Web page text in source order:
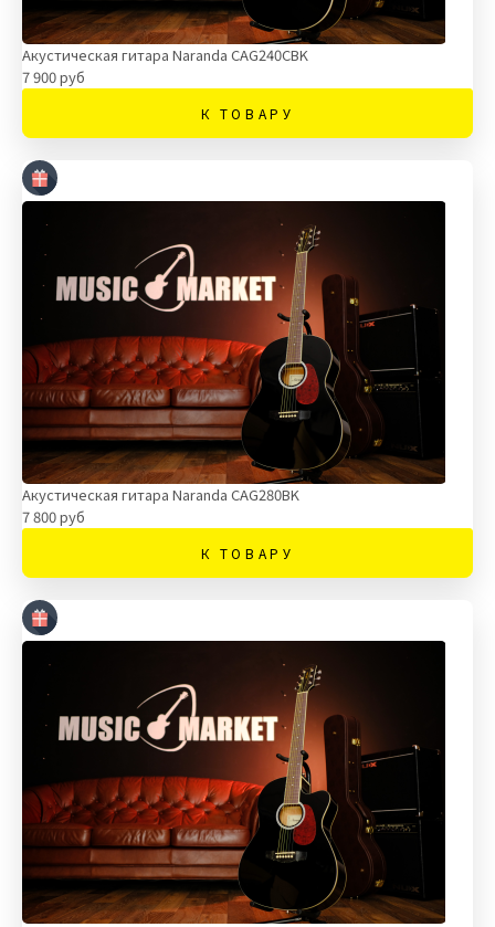
Акустическая гитара Naranda CAG240CBK
7 900 руб
К ТОВАРУ
Акустическая гитара Naranda CAG280BK
7 800 руб
К ТОВАРУ